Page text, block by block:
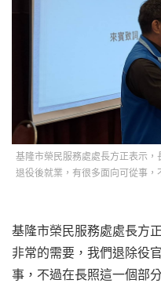
基隆市榮民服務處處長方正表示
退役後就業，有很多面向可從事
基隆市榮民服務處處長方
非常的需要，我們退除役
事，不過在長照這一個部